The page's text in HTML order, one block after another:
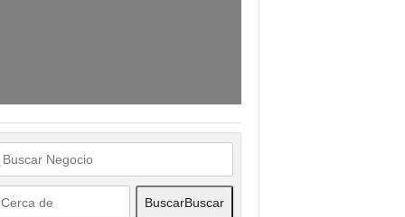
BuscarBuscar